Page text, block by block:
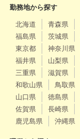
勤務地から探す
北海道 青森県
福島県
茨城県
東京都
神奈川県
福井県
山梨県
三重県
滋賀県
和歌山県
鳥取県
山口県
徳島県
佐賀県
長崎県
鹿児島県
沖縄県